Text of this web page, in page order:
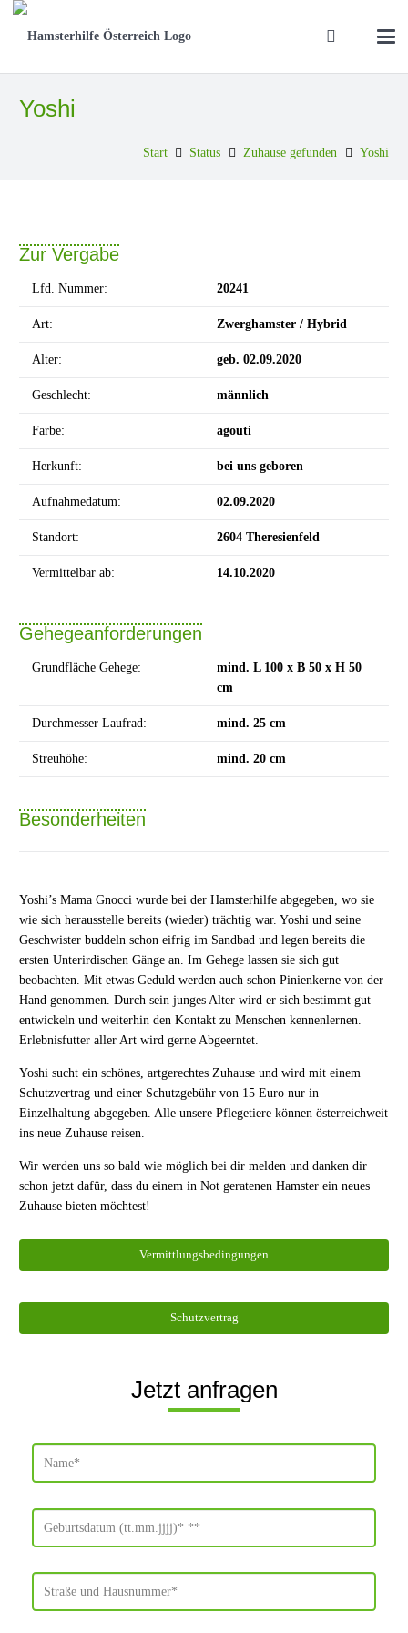
Yoshi
Start Status Zuhause gefunden Yoshi
Zur Vergabe
Lfd. Nummer: 20241
Art: Zwerghamster / Hybrid
Alter: geb. 02.09.2020
Geschlecht: männlich
Farbe: agouti
Herkunft: bei uns geboren
Aufnahmedatum: 02.09.2020
Standort: 2604 Theresienfeld
Vermittelbar ab: 14.10.2020
Gehegeanforderungen
Grundfläche Gehege:
mind. L 100 x B 50 x H 50
cm
Durchmesser Laufrad: mind. 25 cm
Streuhöhe: mind. 20 cm
Besonderheiten
Yoshi’s Mama Gnocci wurde bei der Hamsterhilfe abgegeben, wo sie
wie sich herausstelle bereits (wieder) trächtig war. Yoshi und seine
Geschwister buddeln schon eifrig im Sandbad und legen bereits die
ersten Unterirdischen Gänge an. Im Gehege lassen sie sich gut
beobachten. Mit etwas Geduld werden auch schon Pinienkerne von der
Hand genommen. Durch sein junges Alter wird er sich bestimmt gut
entwickeln und weiterhin den Kontakt zu Menschen kennenlernen.
Erlebnisfutter aller Art wird gerne Abgeerntet.
Yoshi sucht ein schönes, artgerechtes Zuhause und wird mit einem
Schutzvertrag und einer Schutzgebühr von 15 Euro nur in
Einzelhaltung abgegeben. Alle unsere Pflegetiere können österreichweit
ins neue Zuhause reisen.
Wir werden uns so bald wie möglich bei dir melden und danken dir
schon jetzt dafür, dass du einem in Not geratenen Hamster ein neues
Zuhause bieten möchtest!
Vermittlungsbedingungen
Schutzvertrag
Jetzt anfragen